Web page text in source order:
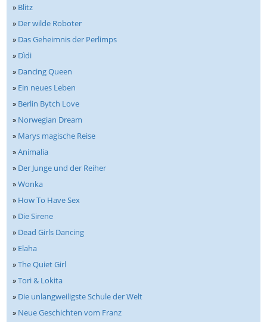
» Blitz
» Der wilde Roboter
» Das Geheimnis der Perlimps
» Dìdi
» Dancing Queen
» Ein neues Leben
» Berlin Bytch Love
» Norwegian Dream
» Marys magische Reise
»Animalia
» Der Junge und der Reiher
»Wonka
» How To Have Sex
» Die Sirene
» Dead Girls Dancing
» Elaha
»The Quiet Girl
»Tori & Lokita
» Die unlangweiligste Schule der Welt
» Neue Geschichten vom Franz